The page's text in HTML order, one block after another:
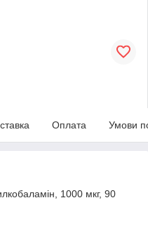
Оплата Умови
1000 мкг, 90